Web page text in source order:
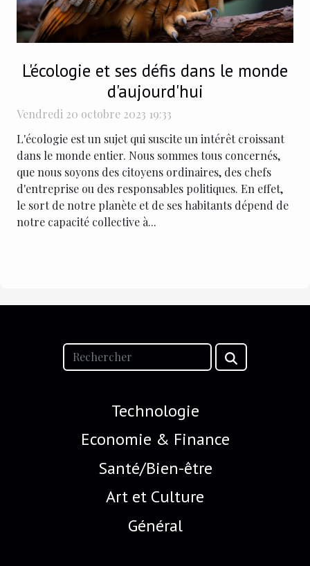
L'écologie et ses défis dans le monde
d'aujourd'hui
Vendredi 20 octobre 2023 19:33
L'écologie est un sujet qui suscite un intérêt croissant
dans le monde entier. Nous sommes tous concernés,
que nous soyons des citoyens ordinaires, des chefs
d'entreprise ou des responsables politiques. En effet,
le sort de notre planète et de ses habitants dépend de
notre capacité collective à...
Technologie
Economie & Finance
Santé/Bien-être
Art et Culture
Général